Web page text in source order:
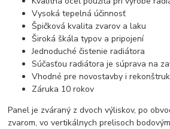
Vysoká tepelná účinnosť
Špičková kvalita zvarov a laku
Široká škála typov a pripojení
Jednoduché čistenie radiátora
Súčasťou radiátora je súprava na
Vhodné pre novostavby i
Záruka 10 rokov
Panel je zváraný z dvoch výliskov, po
zvarom, vo vertikálnych prelisoch